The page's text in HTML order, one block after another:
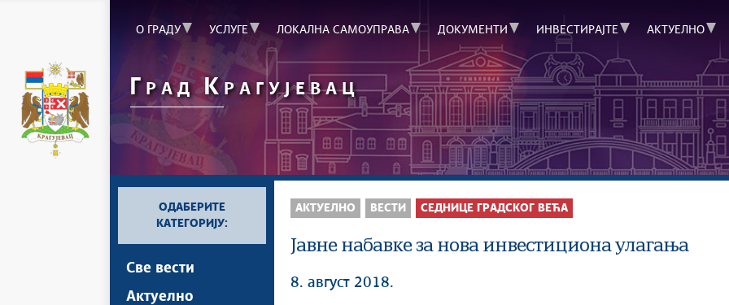
О ГРАДУ УСЛУГЕ ЛОКАЛНА САМОУПРАВА ДОКУМЕНТИ ИНВЕСТИРАЈТЕ АКТУЕЛНО
Г РАДКРАГУЈЕВАЦ
ОДАБЕРИТЕ
КАТЕГОРИЈУ:
Све вести
Актуелно
АКТУЕЛНО ВЕСТИ СЕДНИЦЕ ГРАДСКОГ ВЕЋА
Јавне набавке за нова инвестициона улагања
8. август 2018.